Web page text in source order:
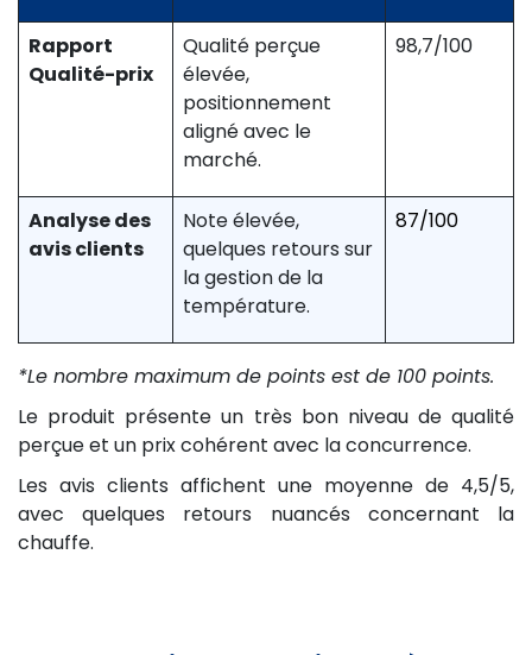
Rapport
Qualité-prix
Qualité perçue
élevée,
positionnement
aligné avec le
marché.
98,7/100
Analyse des
avis clients
Note élevée,
quelques retours sur
la gestion de la
température.
87/100
*Le nombre maximum de points est de 100 points.
Le produit présente un très bon niveau de qualité
perçue et un prix cohérent avec la concurrence.
Les avis clients affichent une moyenne de 4,5/5,
avec quelques retours nuancés concernant la
chauffe.